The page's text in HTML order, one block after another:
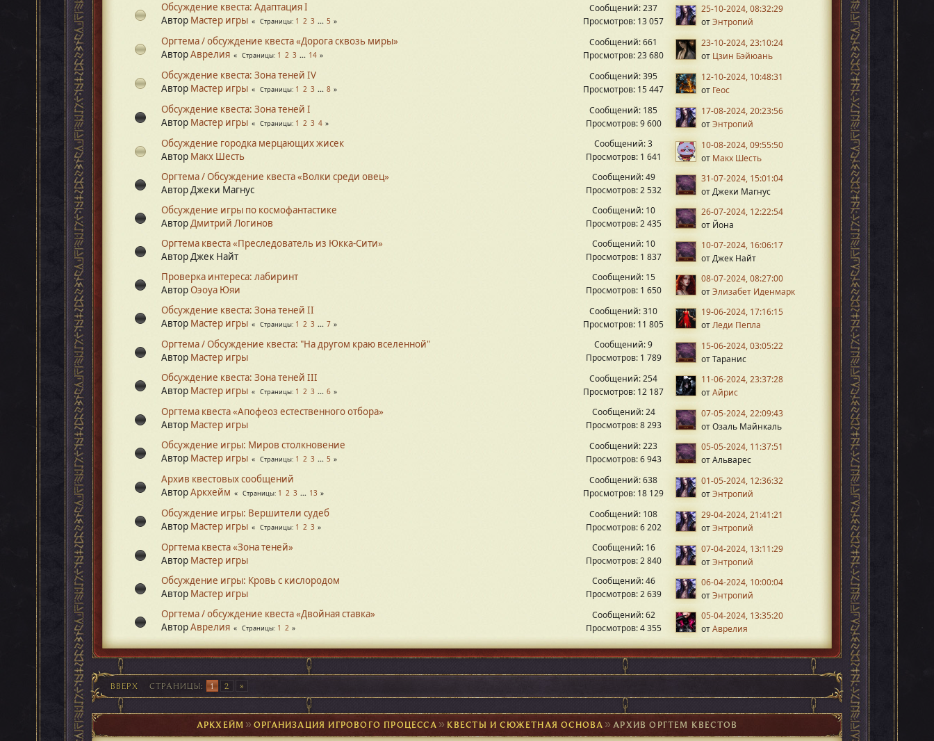
Обсуждение квеста: Адаптация I
Автор Мастер игры Страницы 1 2 3 ... 5
Сообщений: 237
Просмотров: 13 057
25-10-2024, 08:32:29
отЭнтропий
Оргтема / обсуждение квеста «Дорога сквозь миры»
АвторАврелия Страницы 1 2 3 ... 14
Сообщений: 661
Просмотров: 23 680
23-10-2024, 23:10:24
от Цзин Бэйюань
Обсуждение квеста: Зона теней IV
Автор Мастер игры Страницы 1 2 3 ... 8
Сообщений: 395
Просмотров: 15 447
12-10-2024, 10:48:31
от Геос
Обсуждение квеста: Зона теней I
Автор Мастер игры Страницы 1 2 3 4
Сообщений: 185
Просмотров: 9 600
17-08-2024, 20:23:56
отЭнтропий
Обсуждение городка мерцающих жисек
Автор Макх Шесть
Сообщений: 3
Просмотров: 1 641
10-08-2024, 09:55:50
от Макх Шесть
Оргтема / Обсуждение квеста «Волки среди овец»
Автор Джеки Магнус
Сообщений: 49
Просмотров: 2 532
31-07-2024, 15:01:04
от Джеки Магнус
Обсуждение игры по космофантастике
АвторДмитрий Логинов
Сообщений: 10
Просмотров: 2 435
26-07-2024, 12:22:54
от Йона
Оргтема квеста «Преследователь из Юкка-Сити»
Автор Джек Найт
Сообщений: 10
Просмотров: 1 837
10-07-2024, 16:06:17
от Джек Найт
Проверка интереса: лабиринт
АвторОэоуа Юяи
Сообщений: 15
Просмотров: 1 650
08-07-2024, 08:27:00
отЭлизабет Иденмарк
Обсуждение квеста: Зона теней II
Автор Мастер игры Страницы 1 2 3 ... 7
Сообщений: 310
Просмотров: 11 805
19-06-2024, 17:16:15
отЛеди Пепла
Оргтема / Обсуждение квеста: "На другом краю вселенной"
Автор Мастер игры
Сообщений: 9
Просмотров: 1 789
15-06-2024, 03:05:22
от Таранис
Обсуждение квеста: Зона теней III
Автор Мастер игры Страницы 1 2 3 ... 6
Сообщений: 254
Просмотров: 12 187
11-06-2024, 23:37:28
отАйрис
Оргтема квеста «Апофеоз естественного отбора»
Автор Мастер игры
Сообщений: 24
Просмотров: 8 293
07-05-2024, 22:09:43
от Озаль Майнкаль
Обсуждение игры: Миров столкновение
Автор Мастер игры Страницы 1 2 3 ... 5
Сообщений: 223
Просмотров: 6 943
05-05-2024, 11:37:51
от Альварес
Архив квестовых сообщений
АвторАркхейм Страницы 1 2 3 ... 13
Сообщений: 638
Просмотров: 18 129
01-05-2024, 12:36:32
отЭнтропий
Обсуждение игры: Вершители судеб
Автор Мастер игры Страницы 1 2 3
Сообщений: 108
Просмотров: 6 202
29-04-2024, 21:41:21
отЭнтропий
Оргтема квеста «Зона теней»
Автор Мастер игры
Сообщений: 16
Просмотров: 2 840
07-04-2024, 13:11:29
отЭнтропий
Обсуждение игры: Кровь с кислородом
Автор Мастер игры
Сообщений: 46
Просмотров: 2 639
06-04-2024, 10:00:04
отЭнтропий
Оргтема / обсуждение квеста «Двойная ставка»
АвторАврелия Страницы 1 2
Сообщений: 62
Просмотров: 4 355
05-04-2024, 13:35:20
отАврелия
ВВЕРХ СТРАНИЦЫ 1 2
АРКХЕЙМ ►ОРГАНИЗАЦИЯ ИГРОВОГО ПРОЦЕССА ►КВЕСТЫ И СЮЖЕТНАЯ ОСНОВА ►АРХИВ ОРГТЕМ КВЕСТОВ